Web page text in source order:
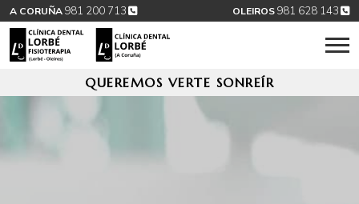
A CORUÑA 981 200 713 OLEIROS 981 628 143